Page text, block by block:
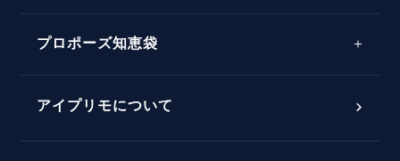
プロポーズアイテム
プロポーズ知恵袋
アイプリモについて